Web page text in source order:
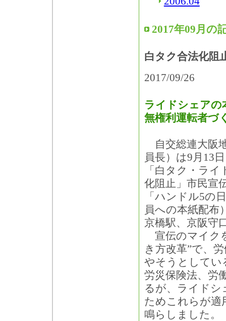
2017年09月の
白タク合法化阻
2017/09/26
ライドシェアの
無権利運転者づ
自交総連大阪
員長）は9月13
「白タク・ラ
化阻止」市民宣
「ハンドル5の
員への本紙配布
京橋駅、京阪守
宣伝のマイク
き方改革”で、
やそうとしてい
労災保険法、労
るが、ライドシ
ためこれらが適
鳴らしました。